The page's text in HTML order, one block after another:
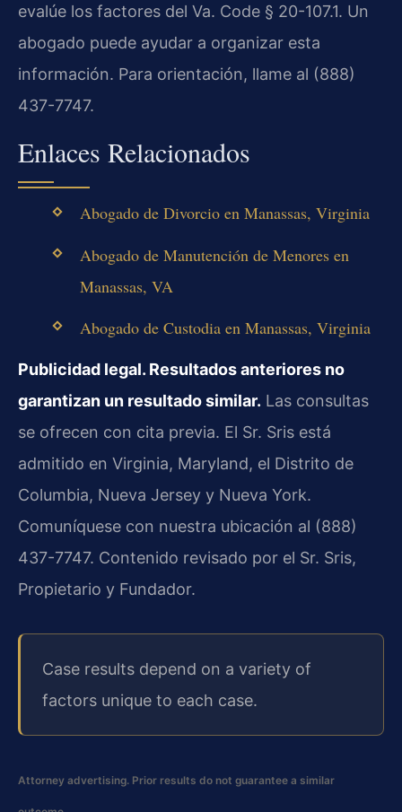
evalúe los factores del Va. Code § 20-107.1. Un
abogado puede ayudar a organizar esta
información. Para orientación, llame al (888)
437-7747.
Enlaces Relacionados
Abogado de Divorcio en Manassas, Virginia
Abogado de Manutención de Menores en
Manassas, VA
Abogado de Custodia en Manassas, Virginia
Publicidad legal. Resultados anteriores no
garantizan un resultado similar. Las consultas
se ofrecen con cita previa. El Sr. Sris está
admitido en Virginia, Maryland, el Distrito de
Columbia, Nueva Jersey y Nueva York.
Comuníquese con nuestra ubicación al (888)
437-7747. Contenido revisado por el Sr. Sris,
Propietario y Fundador.
Case results depend on a variety of
factors unique to each case.
Attorney advertising. Prior results do not guarantee a similar